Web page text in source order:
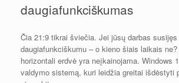
daugiafunkciškumas
Čia 21:9 tikrai šviečia. Jei jūsų darbas
daugiafunkciškumu – o kieno šiais laikais
horizontali erdvė yra neįkainojama. Windows
valdymo sistemą, kuri leidžia greitai išdėstyti